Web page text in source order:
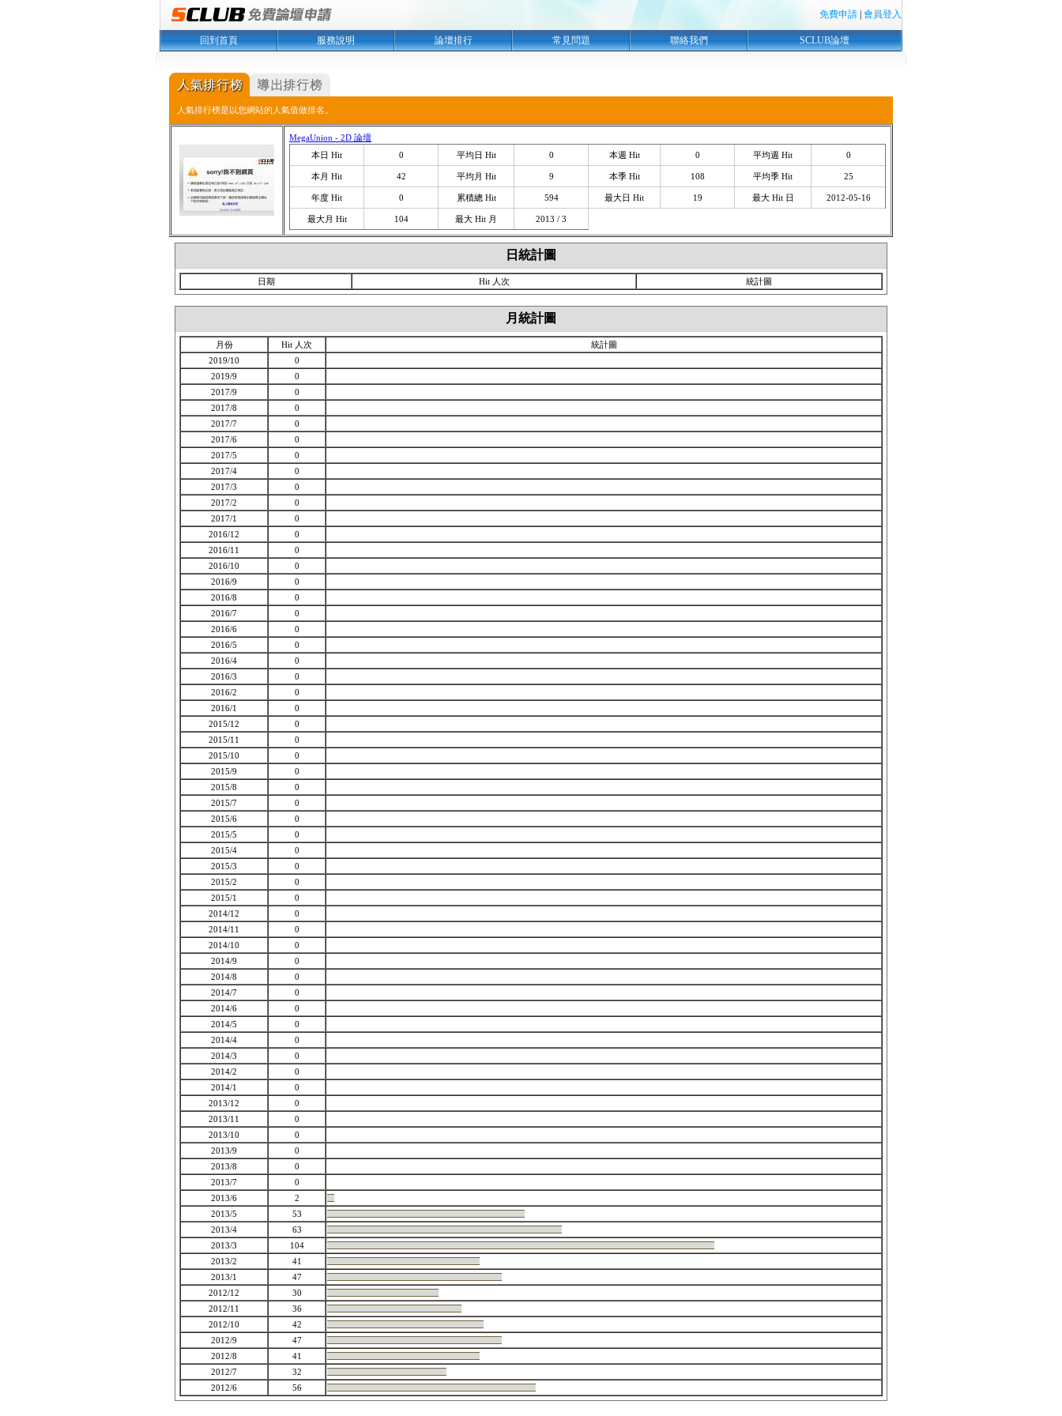
免費申請 會員登入
回到首頁 服務說明 論壇排行 常見問題 聯絡我們 SCLUB論壇
人氣排行榜是以您網站的人氣值做排名。
MegaUnion - 2D 論壇
本日 Hit
0 平均日 Hit 0 本週 Hit 0 平均週 Hit 0
本月 Hit 42 平均月 Hit 9 本季 Hit 108 平均季 Hit 25
年度 Hit 0 累積總 Hit 594 最大日 Hit 19 最大 Hit 日 2012-05-16
最大月 Hit 104 最大 Hit 月 2013 / 3
日統計圖
日期 Hit 人次 統計圖
月統計圖
月份 Hit 人次
統計圖
2019/10
0
2019/9
0
2017/9
0
2017/8
0
2017/7
0
2017/6
0
2017/5
0
2017/4
0
2017/3
0
2017/2
0
2017/1
0
2016/12
0
2016/11
0
2016/10
0
2016/9
0
2016/8
0
2016/7
0
2016/6
0
2016/5
0
2016/4
0
2016/3
0
2016/2
0
2016/1
0
2015/12
0
2015/11
0
2015/10
0
2015/9
0
2015/8
0
2015/7
0
2015/6
0
2015/5
0
2015/4
0
2015/3
0
2015/2
0
2015/1
0
2014/12
0
2014/11
0
2014/10
0
2014/9
0
2014/8
0
2014/7
0
2014/6
0
2014/5
0
2014/4
0
2014/3
0
2014/2
0
2014/1
0
2013/12
0
2013/11
0
2013/10
0
2013/9
0
2013/8
0
2013/7
0
2013/6
2
2013/5
53
2013/4
63
2013/3
104
2013/2
41
2013/1
47
2012/12
30
2012/11
36
2012/10
42
2012/9
47
2012/8
41
2012/7
32
2012/6
56